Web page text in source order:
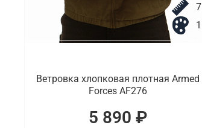
7
1
Ветровка хлопковая плотная Armed
Forces AF276
5 890 ₽